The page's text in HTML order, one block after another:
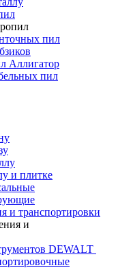
пил
Аллигатор
пил
и плитке
и транспортировки
и
DEWALT